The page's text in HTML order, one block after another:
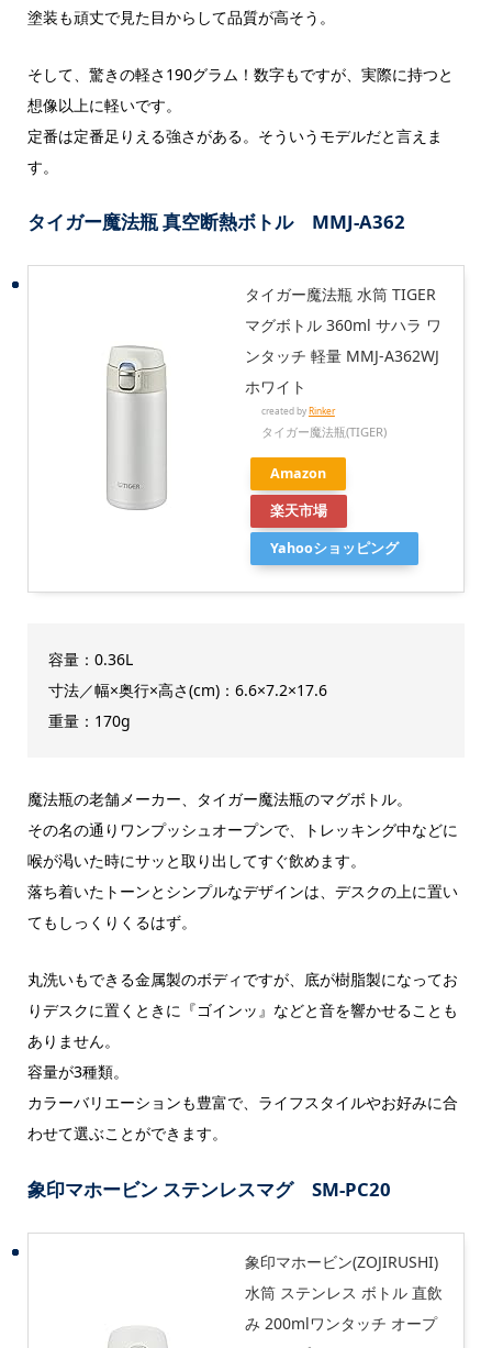
塗装も頑丈で見た目からして品質が高そう。
そして、驚きの軽さ190グラム！数字もですが、実際に持つと
想像以上に軽いです。
定番は定番足りえる強さがある。そういうモデルだと言えま
す。
タイガー魔法瓶 真空断熱ボトル MMJ-A362
タイガー魔法瓶 水筒 TIGER
マグボトル 360ml サハラ ワ
ンタッチ 軽量 MMJ-A362WJ
ホワイト
created byRinker
タイガー魔法瓶(TIGER)
Amazon
楽天市場
Yahooショッピング
容量：0.36L
寸法／幅×奥行×高さ(cm)：6.6×7.2×17.6
重量：170g
魔法瓶の老舗メーカー、タイガー魔法瓶のマグボトル。
その名の通りワンプッシュオープンで、トレッキング中などに
喉が渇いた時にサッと取り出してすぐ飲めます。
落ち着いたトーンとシンプルなデザインは、デスクの上に置い
てもしっくりくるはず。
丸洗いもできる金属製のボディですが、底が樹脂製になってお
りデスクに置くときに『ゴインッ』などと音を響かせることも
ありません。
容量が3種類。
カラーバリエーションも豊富で、ライフスタイルやお好みに合
わせて選ぶことができます。
象印マホービン ステンレスマグ SM-PC20
象印マホービン(ZOJIRUSHI)
水筒 ステンレス ボトル 直飲
み 200mlワンタッチ オープ